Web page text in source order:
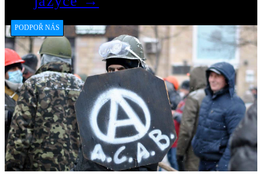
PODPOŘ NÁS